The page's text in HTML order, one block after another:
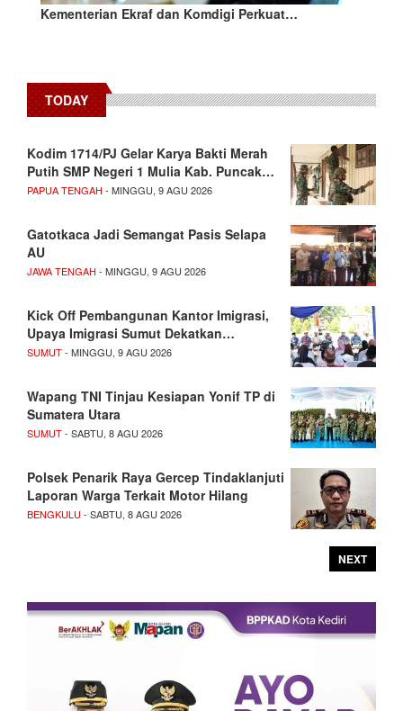
Kementerian Ekraf dan Komdigi Perkuat…
TODAY
Kodim 1714/PJ Gelar Karya Bakti Merah
Putih SMP Negeri 1 Mulia Kab. Puncak…
PAPUA TENGAH - MINGGU, 9 AGU 2026
Gatotkaca Jadi Semangat Pasis Selapa
AU
JAWA TENGAH - MINGGU, 9 AGU 2026
Kick Off Pembangunan Kantor Imigrasi,
Upaya Imigrasi Sumut Dekatkan…
SUMUT- MINGGU, 9 AGU 2026
Wapang TNI Tinjau Kesiapan Yonif TP di
Sumatera Utara
SUMUT- SABTU, 8 AGU 2026
Polsek Penarik Raya Gercep Tindaklanjuti
Laporan Warga Terkait Motor Hilang
BENGKULU - SABTU, 8 AGU 2026
NEXT